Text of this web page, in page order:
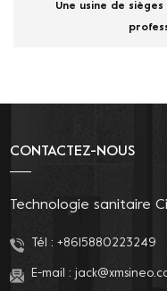
Une usine de
CONTACTEZ-NOUS
Technologie sanitaire
Tél : +8615880223249
E-mail :